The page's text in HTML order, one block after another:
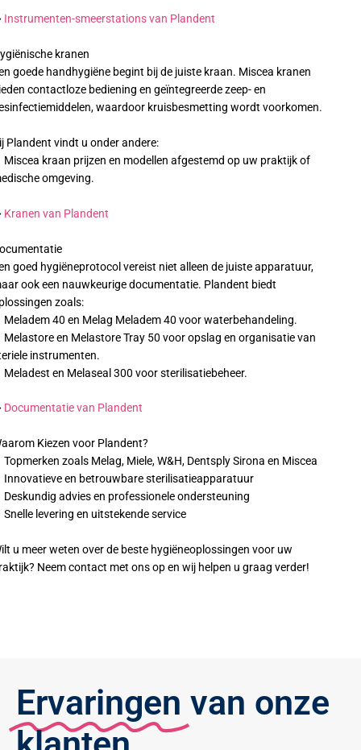
Instrumenten-smeerstations van Plandent
kranen
goede handhygiëne begint bij de juiste kraan. Miscea kranen
contactloze bediening en geïntegreerde zeep- en
waardoor kruisbesmetting wordt voorkomen.
Plandent vindt u onder andere:
kraan prijzen en modellen afgestemd op uw praktijk of
omgeving.
Kranen van Plandent
goed hygiëneprotocol vereist niet alleen de juiste apparatuur,
ook een nauwkeurige documentatie. Plandent biedt
zoals:
40 en Melag Meladem 40 voor waterbehandeling.
en Melastore Tray 50 voor opslag en organisatie van
instrumenten.
en Melaseal 300 voor sterilisatiebeheer.
Documentatie van Plandent
Kiezen voor Plandent?
zoals Melag, Miele, W&H, Dentsply Sirona en Miscea
en betrouwbare sterilisatieapparatuur
advies en professionele ondersteuning
levering en uitstekende service
u meer weten over de beste hygiëneoplossingen voor uw
Neem contact met ons op en wij helpen u graag verder!
Ervaringen van onze